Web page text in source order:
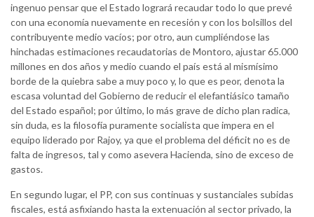
ingenuo pensar que el Estado logrará recaudar todo lo que prevé
con una economía nuevamente en recesión y con los bolsillos del
contribuyente medio vacíos; por otro, aun cumpliéndose las
hinchadas estimaciones recaudatorias de Montoro, ajustar 65.000
millones en dos años y medio cuando el país está al mismísimo
borde de la quiebra sabe a muy poco y, lo que es peor, denota la
escasa voluntad del Gobierno de reducir el elefantiásico tamaño
del Estado español; por último, lo más grave de dicho plan radica,
sin duda, es la filosofía puramente socialista que impera en el
equipo liderado por Rajoy, ya que el problema del déficit no es de
falta de ingresos, tal y como asevera Hacienda, sino de exceso de
gastos.
En segundo lugar, el PP, con sus continuas y sustanciales subidas
fiscales, está asfixiando hasta la extenuación al sector privado, la